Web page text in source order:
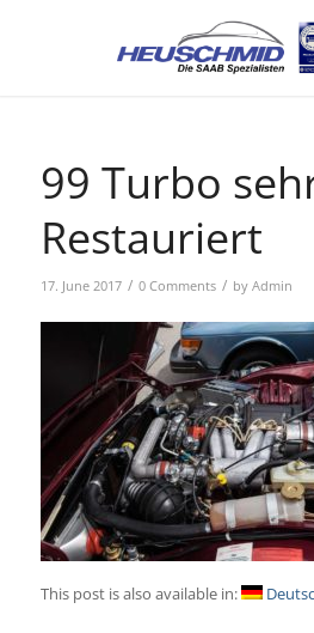
99 Turbo
Restauriert
17. June 2017 / 0 Comments / by Admin
This post is also available in: